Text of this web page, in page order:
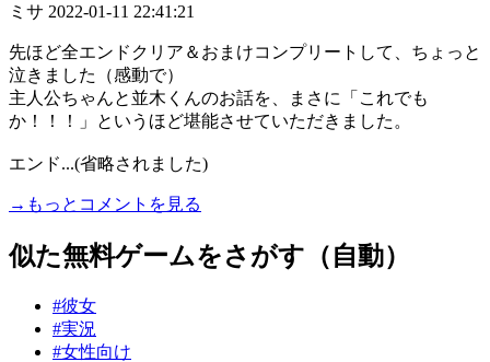
ミサ 2022-01-11 22:41:21
先ほど全エンドクリア＆おまけコンプリートして、ちょっと
泣きました（感動で）
主人公ちゃんと並木くんのお話を、まさに「これでも
か！！！」というほど堪能させていただきました。
エンド...(省略されました)
→もっとコメントを見る
似た無料ゲームをさがす（自動）
#彼女
#実況
#女性向け